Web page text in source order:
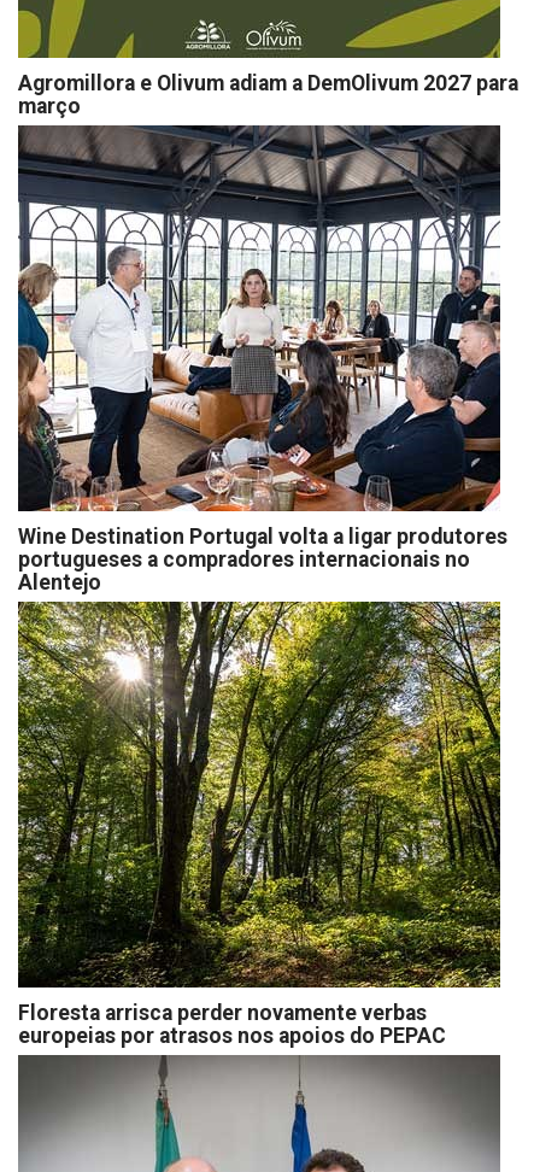
Agromillora e Olivum adiam a DemOlivum 2027 para
março
Wine Destination Portugal volta a ligar produtores
portugueses a compradores internacionais no
Alentejo
Floresta arrisca perder novamente verbas
europeias por atrasos nos apoios do PEPAC